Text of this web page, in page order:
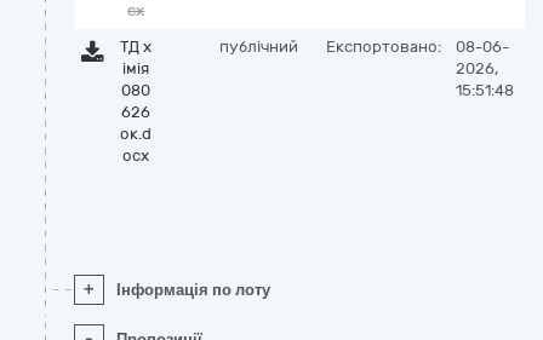
cx
ТД х
імія
080
626
ок.d
ocx
публічний Експортовано:
08-06-
2026,
15:51:48
+ Інформація по лоту